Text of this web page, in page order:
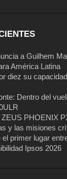
a Guilhem
América Latina
diez su
Dentro del
PHOENIX
y las misiones
el primer lugar
Ipsos 2026